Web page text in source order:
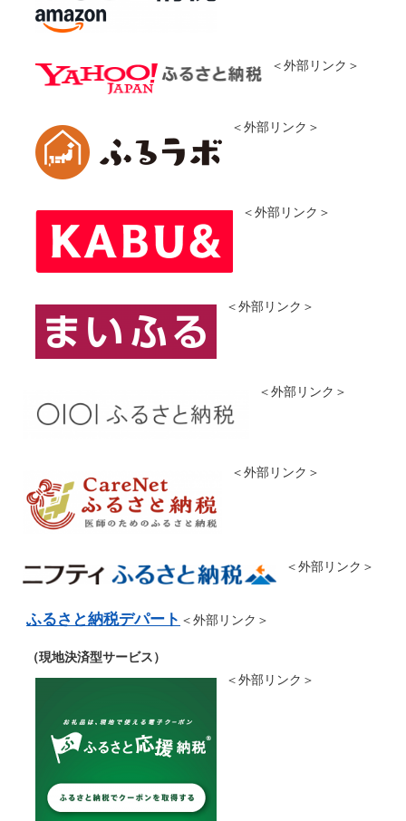
＜外部リンク＞
＜外部リンク＞
＜外部リンク＞
＜外部リンク＞
＜外部リンク＞
＜外部リンク＞
＜外部リンク＞
ふるさと納税デパート ＜外部リンク＞
（現地決済型サービス）
＜外部リンク＞